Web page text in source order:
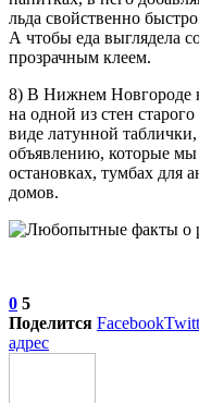
льда свойственно
А чтобы еда выглядела
прозрачным клеем.
8) В Нижнем Новгороде
на одной из стен
виде латунной
объявлению, которые
остановках, тумбах для
домов.
0 5
Поделится Facebook
адрес